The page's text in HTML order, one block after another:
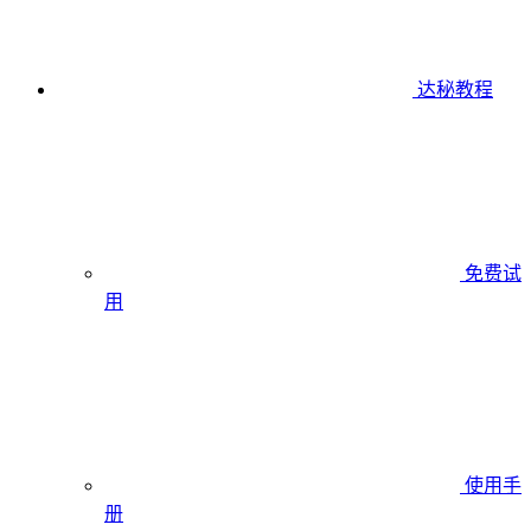
达秘教程
免费试
用
使用手
册